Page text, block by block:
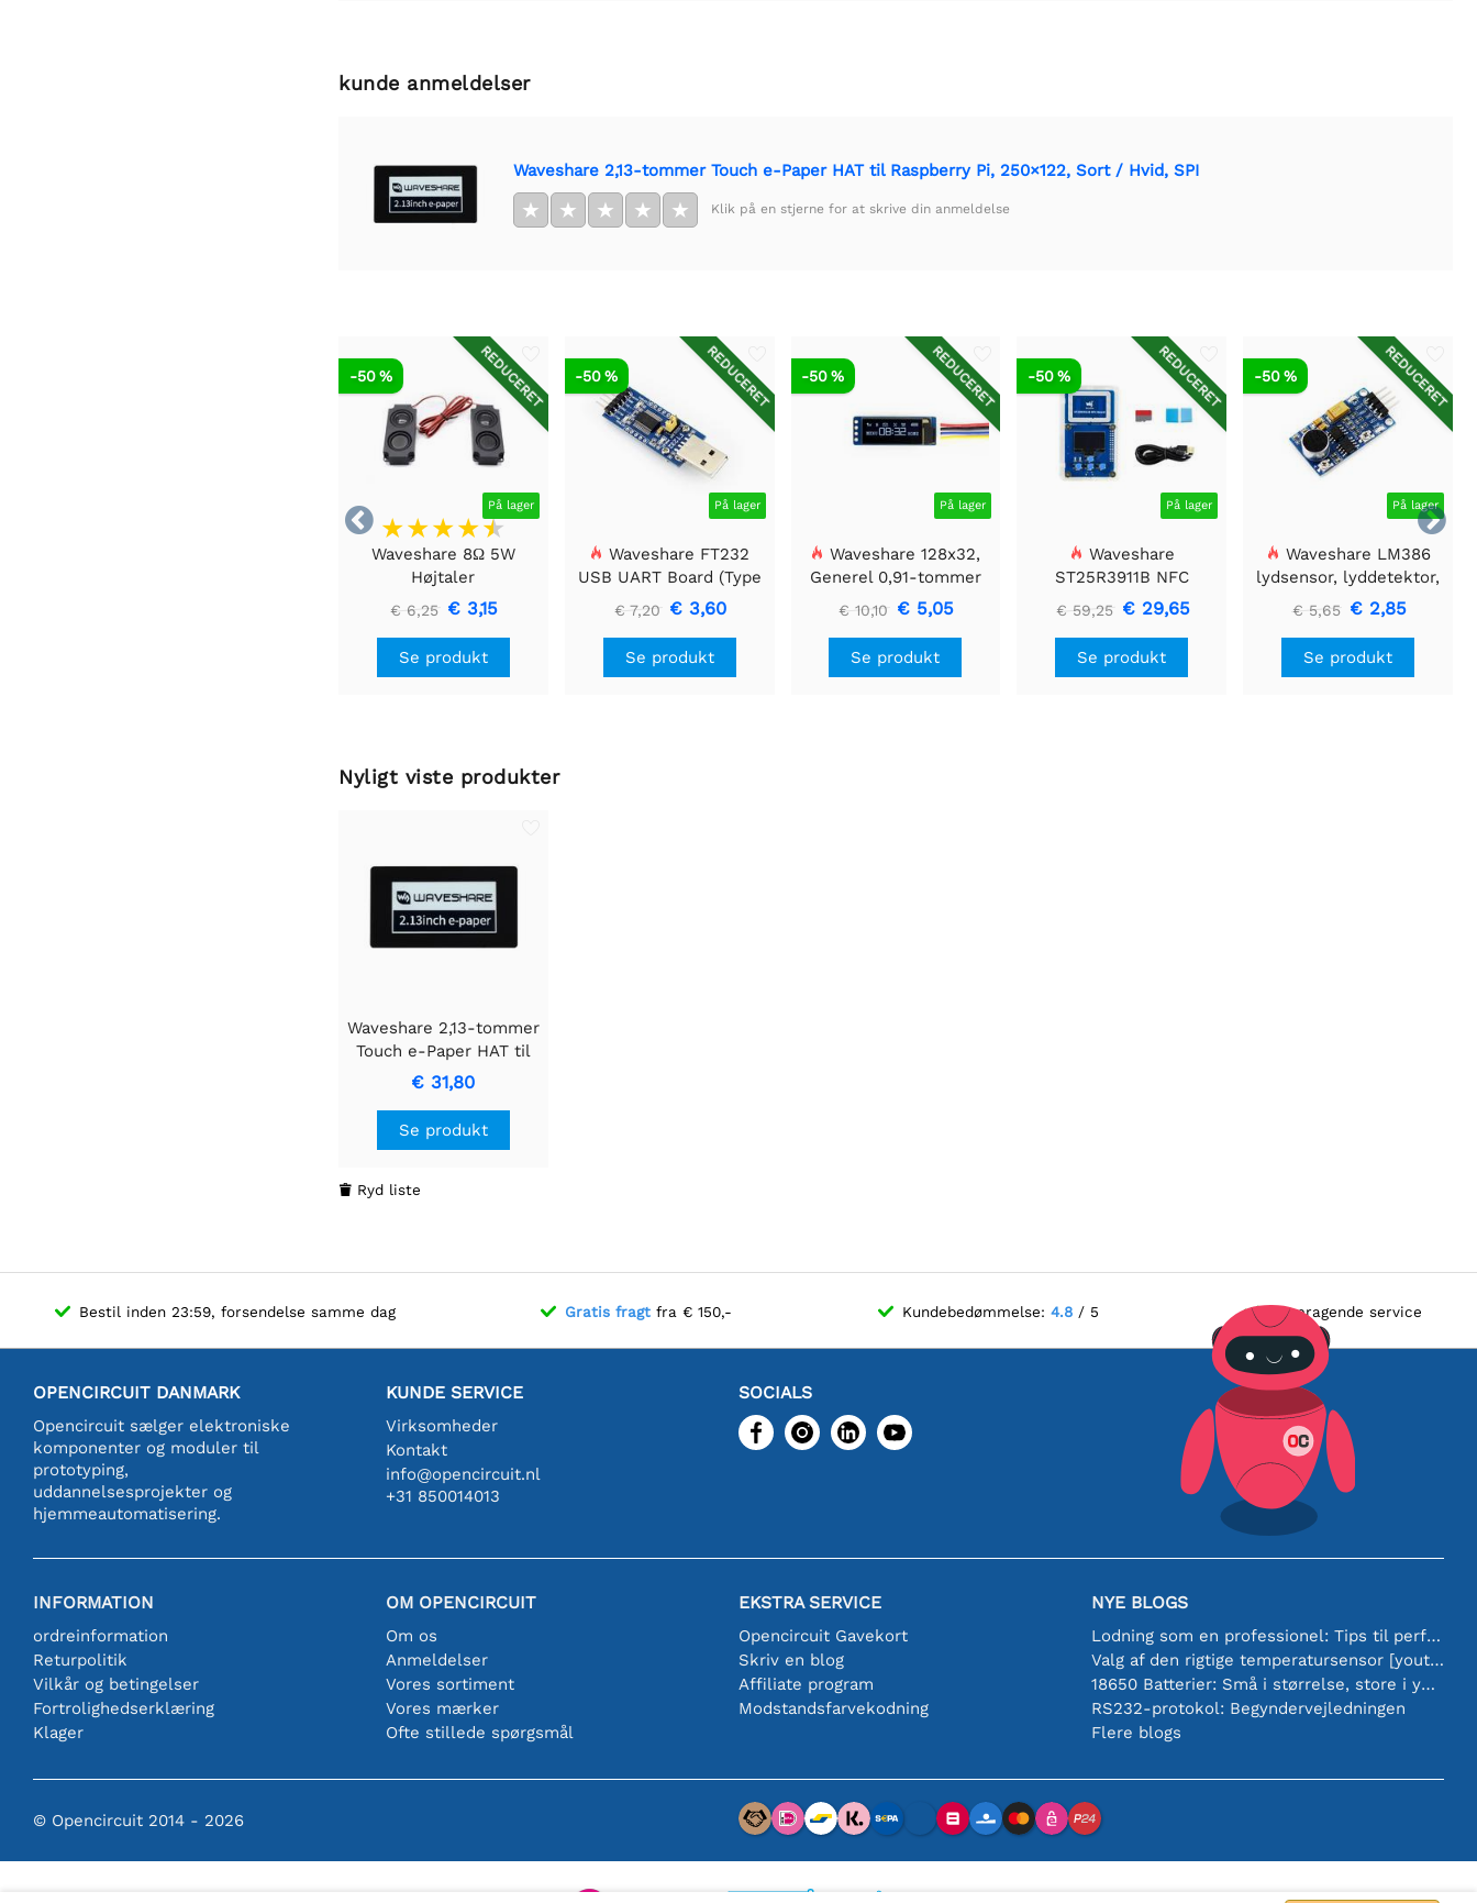
kunde anmeldelser
Waveshare 2,13-tommer Touch e-Paper HAT til Raspberry Pi, 250×122, Sort / Hvid, SPI
★ ★ ★ ★ ★ Klik på en stjerne for at skrive din anmeldelse


REDUCERET
På lager
-50 %
Waveshare 8Ω 5W
Højtaler
€ 6,25 € 3,15
Se produkt
REDUCERET
På lager
-50 %
Waveshare FT232
USB UART Board (Type
A), USB til TTL (UART)
kommunikationsmodul
€ 7,20 € 3,60
Se produkt
REDUCERET
På lager
-50 %
Waveshare 128x32,
Generel 0,91-tommer
OLED displaymodul
€ 10,10 € 5,05
Se produkt
REDUCERET
På lager
-50 %
Waveshare
ST25R3911B NFC
Evalueringssæt, NFC-
læser + TF-kort + USB-
kabel
€ 59,25 € 29,65
Se produkt
REDUCERET
På lager
-50 %
Waveshare LM386
lydsensor, lyddetektor,
kompatibel med Arduino
€ 5,65 € 2,85
Se produkt
Nyligt viste produkter
Waveshare 2,13-tommer
Touch e-Paper HAT til
Raspberry Pi, 250×122,
Sort / Hvid, SPI
€ 31,80
Se produkt
 Ryd liste
Bestil inden 23:59, forsendelse samme dag Gratis fragt fra € 150,- Kundebedømmelse: 4.8/ 5 Fremragende service
OPENCIRCUIT DANMARK
Opencircuit sælger elektroniske
komponenter og moduler til
prototyping,
uddannelsesprojekter og
hjemmeautomatisering.
KUNDE SERVICE
Virksomheder
Kontakt
info@opencircuit.nl
+31 850014013
SOCIALS
INFORMATION
ordreinformation
Returpolitik
Vilkår og betingelser
Fortrolighedserklæring
Klager
OM OPENCIRCUIT
Om os
Anmeldelser
Vores sortiment
Vores mærker
Ofte stillede spørgsmål
EKSTRA SERVICE
Opencircuit Gavekort
Skriv en blog
Affiliate program
Modstandsfarvekodning
NYE BLOGS
Lodning som en professionel: Tips til perfekte elektroniske forbindelser
Valg af den rigtige temperatursensor [youtube]
18650 Batterier: Små i størrelse, store i ydeevne
RS232-protokol: Begyndervejledningen
Flere blogs
© Opencircuit 2014 - 2026